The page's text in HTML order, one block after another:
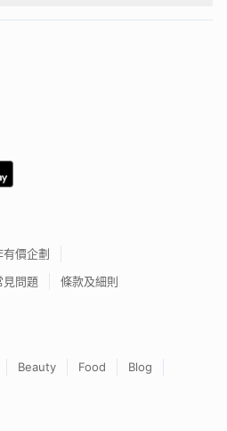
有價企劃
見問題 條款及細則
Beauty Food
Blog